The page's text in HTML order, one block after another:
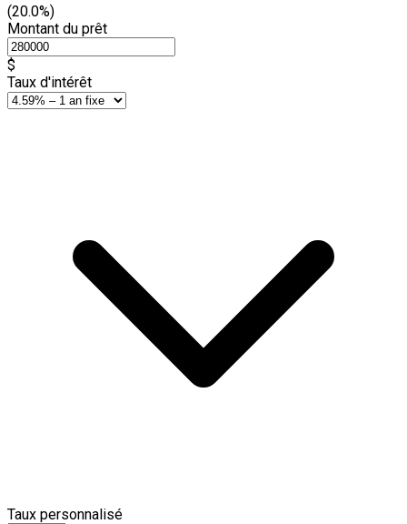
(20.0%)
Montant du prêt
$
Taux d'intérêt
Taux personnalisé